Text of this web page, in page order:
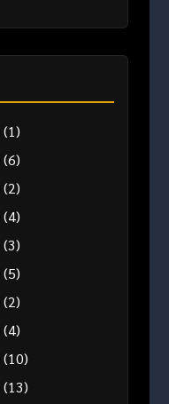
(1)
(6)
(2)
(4)
(3)
(5)
(2)
(4)
(10)
(13)